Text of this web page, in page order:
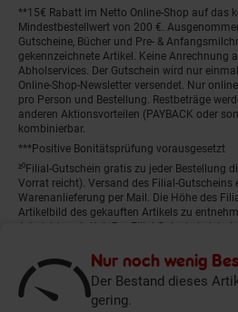
Nur noch wenig
Der Bestand dieses
gering.
**15€ Rabatt im Netto Online-Shop auf das
Mindestbestellwert von 200 €.
Gutscheine, Bücher und Pre- &
gekennzeichnete Artikel. Keine Anrechnung
Abholservices. Der Gutschein wird nur
Online-Shop-Newsletter versendet. Nur
pro Person und Bestellung. Restbeträge
anderen Aktionsvorteilen (PAYBACK oder
kombinierbar.
***Positive Bonitätsprüfung vorausgesetzt
²⁰Filial-Gutschein gratis zu jeder Bestellung
Vorrat reicht). Versand des Filial-Gutscheins
Warenanlieferung per Mail. Die Höhe des
Artikelbild des gekauften Artikels zu
Art nicht gestattet. Der Filial-Gutschein ist
einlösbar. Nicht mit anderen
Shop-Aktionen) kombinierbar. Der jeweilige
Gutscheins ist darauf vermerkt.